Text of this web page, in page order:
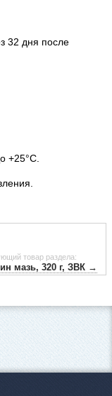
32 дня после
+25°С.
товар раздела:
мазь, 320 г, ЗВК →